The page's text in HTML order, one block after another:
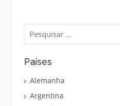
Pesquisar
por:
Países
Alemanha
Argentina